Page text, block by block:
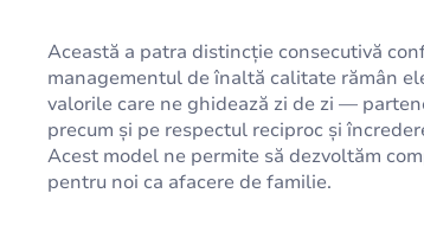
Această a patra distincție consecutivă
managementul de înaltă calitate rămân
valorile care ne ghidează zi de zi —
precum și pe respectul reciproc și
Acest model ne permite să dezvoltăm
pentru noi ca afacere de familie.